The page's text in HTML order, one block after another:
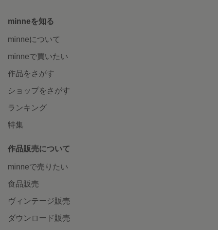
minneを知る
minneについて
minneで買いたい
作品をさがす
ショップをさがす
ランキング
特集
作品販売について
minneで売りたい
食品販売
ヴィンテージ販売
ダウンロード販売